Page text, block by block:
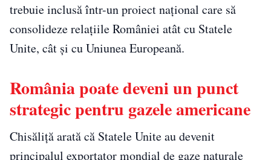
trebuie inclusă într-un proiect național care să
consolideze relațiile României atât cu Statele
Unite, cât și cu Uniunea Europeană.
România poate deveni un punct
strategic pentru gazele americane
Chisăliță arată că Statele Unite au devenit
principalul exportator mondial de gaze naturale